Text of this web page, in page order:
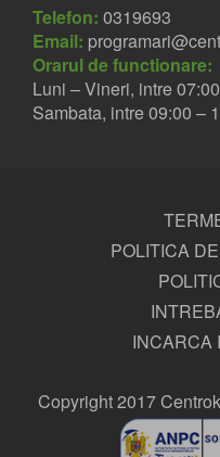
Telefon: 0319693
Email:
Orarul de functionare:
Luni – Vineri, intre
Sambata, intre 09:00 –
POLITICA
INCARCA
Copyright 2017